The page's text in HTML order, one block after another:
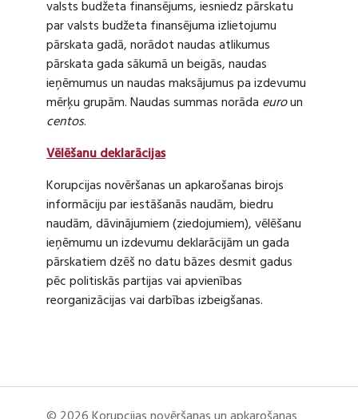
valsts budžeta finansējums, iesniedz pārskatu
par valsts budžeta finansējuma izlietojumu
pārskata gadā, norādot naudas atlikumus
pārskata gada sākumā un beigās, naudas
ieņēmumus un naudas maksājumus pa izdevumu
mērķu grupām. Naudas summas norāda euroun
centos.
Vēlēšanu deklarācijas
Korupcijas novēršanas un apkarošanas birojs
informāciju par iestāšanās naudām, biedru
naudām, dāvinājumiem (ziedojumiem), vēlēšanu
ieņēmumu un izdevumu deklarācijām un gada
pārskatiem dzēš no datu bāzes desmit gadus
pēc politiskās partijas vai apvienības
reorganizācijas vai darbības izbeigšanas.